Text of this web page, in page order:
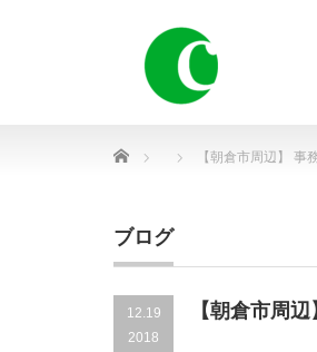
Home 【朝倉市周辺】 事
ブログ
12.19
2018
【朝倉市周